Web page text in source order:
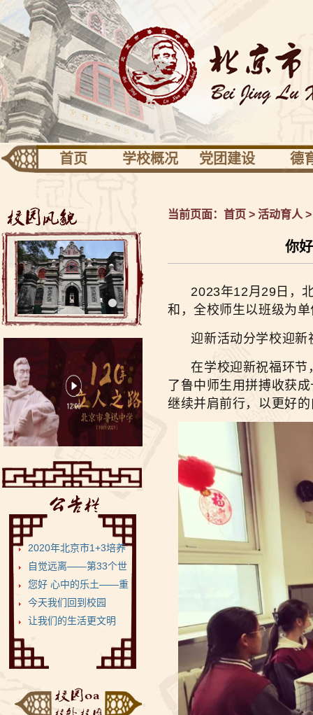
首页 学校概况
学校识别
关于校园
校长信息
校友园地
党团建设
党建
工会之家
德
德育
健康
2020年北京市1+3培养
试验项目•鲁迅...
自觉远离——第33个世
界无烟日
您好 心中的乐土——重
返健康美丽的菁菁校...
今天我们回到校园
让我们的生活更文明
推...“云端阅享”——来自同
学们的好书推荐
博疫有我——记2020届
初三毕业考
校进行防疫安全检查—...
全力支持 万千保障——
金融街道向学校捐赠...
“艺”心抗疫 “艺”同成长
当前页面： 首页 > 活动育人
你
2023年12月29日，北
和，全校师生以班级为
迎新活动分学校迎新
在学校迎新祝福环节
了鲁中师生用拼搏收获
继续并肩前行，以更好